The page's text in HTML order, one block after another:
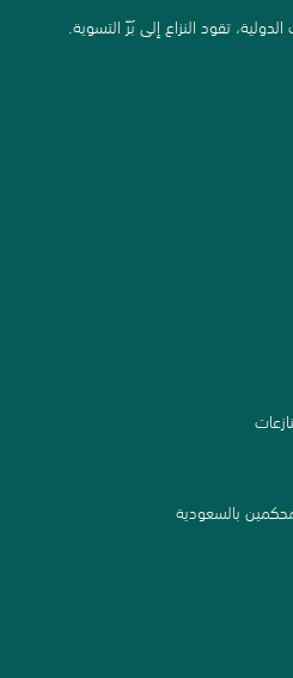
تقود النزاع إلى بَرّ التسوية.
بالسعودية